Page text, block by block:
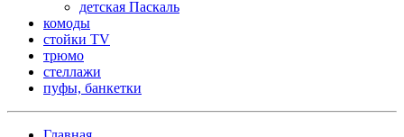
детская Паскаль
комоды
стойки TV
трюмо
стеллажи
пуфы, банкетки